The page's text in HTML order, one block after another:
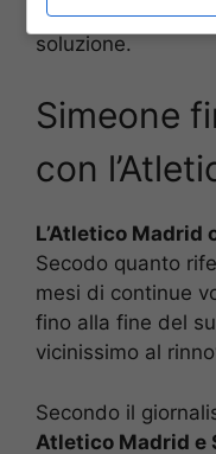
Inzaghi con il
soluzione.
Simeone
con
L’Atletico Madrid
Secodo quanto
mesi di continue
fino alla fine del
vicinissimo al
Secondo il
Atletico Madrid e